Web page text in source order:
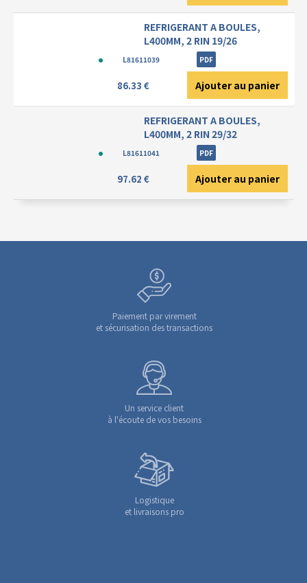
REFRIGERANT A BOULES,
L400MM, 2 RIN 19/26
L81611039 PDF
86.33 € Ajouter au panier
REFRIGERANT A BOULES,
L400MM, 2 RIN 29/32
L81611041 PDF
97.62 € Ajouter au panier
Paiement par virement
et sécurisation des transactions
Un service client
à l'écoute de vos besoins
Logistique
et livraisons pro